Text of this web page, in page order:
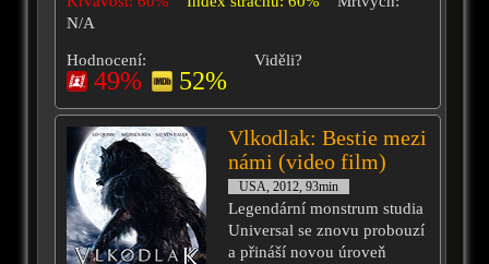
N/A
Hodnocení:
49% 52%
Viděli?
Vlkodlak: Bestie mezi
námi (video film)
USA, 2012, 93min
Legendární monstrum studia
Universal se znovu probouzí
a přináší novou úroveň